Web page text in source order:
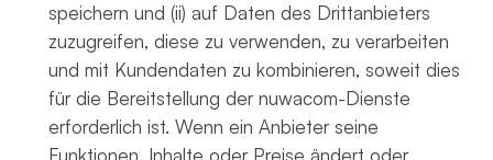
speichern und (ii) auf Daten des Drittanbieters
zuzugreifen, diese zu verwenden, zu verarbeiten
und mit Kundendaten zu kombinieren, soweit dies
für die Bereitstellung der nuwacom-Dienste
erforderlich ist. Wenn ein Anbieter seine
Funktionen, Inhalte oder Preise ändert oder